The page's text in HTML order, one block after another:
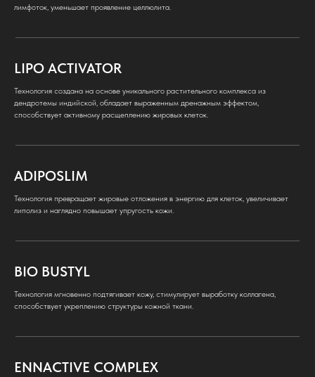
лимфоток, уменьшает проявление целлюлита.
LIPO ACTIVATOR
Технология создана на основе уникального растительного комплекса из
дендротемы индийской, обладает выраженным дренажным эффектом,
способствует активному расщеплению жировых клеток.
ADIPOSLIM
Технология превращает жировые отложения в энергию для клеток, увеличивает
липолиз и наглядно повышает упругость кожи.
BIO BUSTYL
Технология мгновенно подтягивает кожу, стимулирует выработку коллагена,
способствует укреплению структуры кожной ткани.
ENNACTIVE COMPLEX